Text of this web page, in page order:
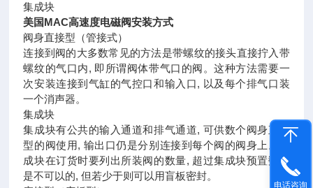
集成块
美国MAC高速度电磁阀安装方式
阀身直接型（管接式）
连接到阀的大多数常见的方法是带螺纹的接头直接拧入带
螺纹的气口内, 即所谓阀体带气口的阀。这种方法需要一
次安装连接到气缸的气控口和输入口, 以及每个排气口装
一个消声器。
集成块
集成块有公共的输入通道和排气通道, 可供数个阀身直接
型的阀使用, 输出口仍是分别连接到每个阀的阀身上。集
成块在订货时要列出所装阀的数量, 超过集成块预置数量
是不可以的, 但若少于则可以用盲板密封。
电话咨询